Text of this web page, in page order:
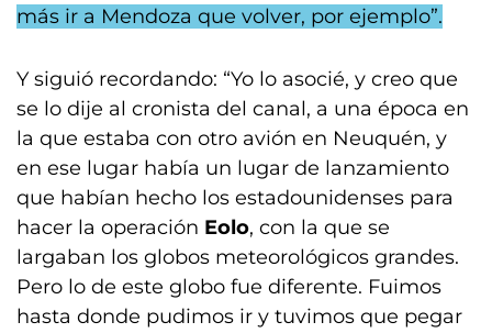
más ir a Mendoza que volver, por ejemplo”.
Y siguió recordando: “Yo lo asocié, y creo que
se lo dije al cronista del canal, a una época en
la que estaba con otro avión en Neuquén, y
en ese lugar había un lugar de lanzamiento
que habían hecho los estadounidenses para
hacer la operación Eolo, con la que se
largaban los globos meteorológicos grandes.
Pero lo de este globo fue diferente. Fuimos
hasta donde pudimos ir y tuvimos que pegar